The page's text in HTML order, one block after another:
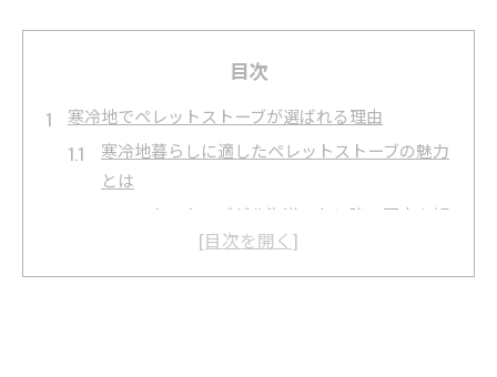
目次
寒冷地でペレットストーブが選ばれる理由
寒冷地暮らしに適したペレットストーブの魅力
とは
ペレットストーブが北海道の冬に強い理由を解
従来暖房との違いとペレットストーブの優位性